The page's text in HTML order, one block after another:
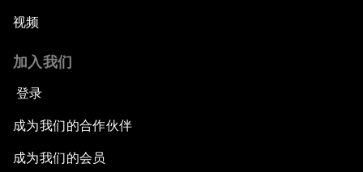
Pioneering the Sharing Economy
Co-Chair Roundtable: Shaping Healthcare
Reform
Issue Briefing: European Political Outlook
视频
加入我们
登录
成为我们的合作伙伴
成为我们的会员